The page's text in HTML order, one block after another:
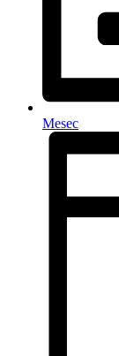
Mesec